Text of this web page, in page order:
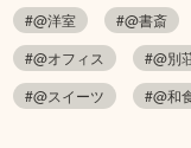
#@洋室
#@書斎
#@オフィス
#@別
#@スイーツ
#@和